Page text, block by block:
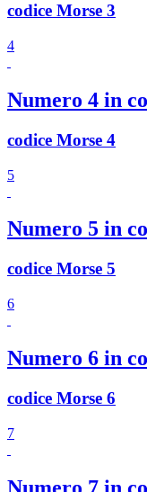
codice Morse 3
4
Numero 4 in
codice Morse 4
5
Numero 5 in
codice Morse 5
6
Numero 6 in
codice Morse 6
7
Numero 7 in